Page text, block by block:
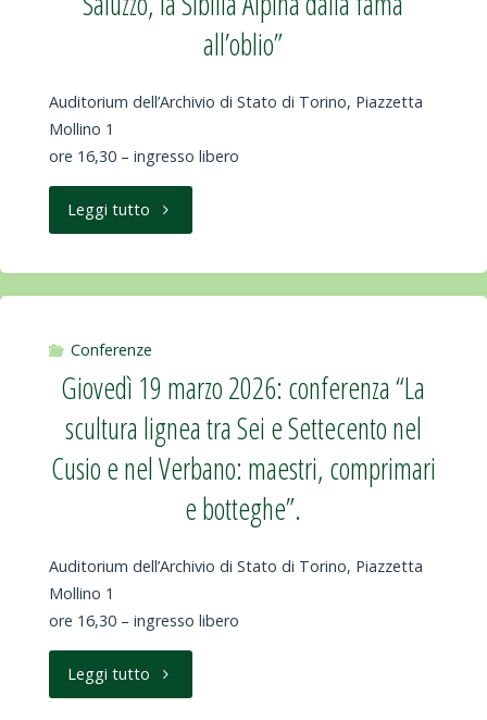
“L’universo
di
Pedro
Almodovar”"
all’oblio”
Auditorium dell’Archivio di Stato di Torino, Piazzetta
Mollino 1
ore 16,30 – ingresso libero
Leggi tutto "Conferenza
aprile
2026:
“Diodata
Saluzzo,
dalla
fama
Conferenze
Giovedì 19 marzo 2026: conferenza “La
scultura lignea tra Sei e Settecento nel
Cusio e nel Verbano: maestri, comprimari
e botteghe”.
Auditorium dell’Archivio di Stato di Torino, Piazzetta
Mollino 1
ore 16,30 – ingresso libero
Leggi tutto "Giovedì